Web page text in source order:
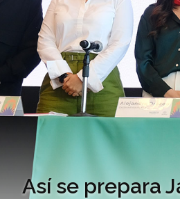
Así se prepara